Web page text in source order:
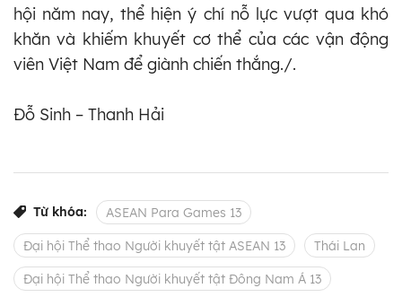
hội năm nay, thể hiện ý chí nỗ lực vượt qua khó
khăn và khiếm khuyết cơ thể của các vận động
viên Việt Nam để giành chiến thắng./.
Đỗ Sinh – Thanh Hải
Từ khóa: ASEAN Para Games 13
Đại hội Thể thao Người khuyết tật ASEAN 13 Thái Lan
Đại hội Thể thao Người khuyết tật Đông Nam Á 13